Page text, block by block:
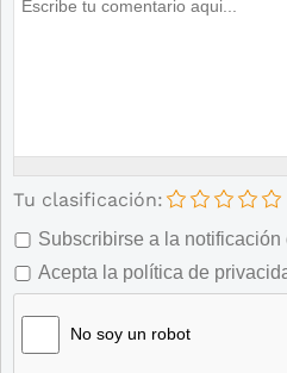
Tu clasificación:
Subscribirse a la
Acepta la política de
No soy un robot